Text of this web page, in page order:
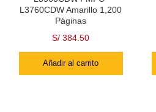
L3760CDW Amarillo 1,200
Páginas
S/ 384.50
Añadir al carrito